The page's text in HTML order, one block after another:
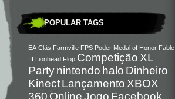
POPULAR TAGS
EA Clãs Farmville FPS Poder Medal of Honor Fable
III Lionhead Flop Competição XL
Partynintendo halo Dinheiro
KinectLançamento XBOX
360 OnlineJogo Facebook